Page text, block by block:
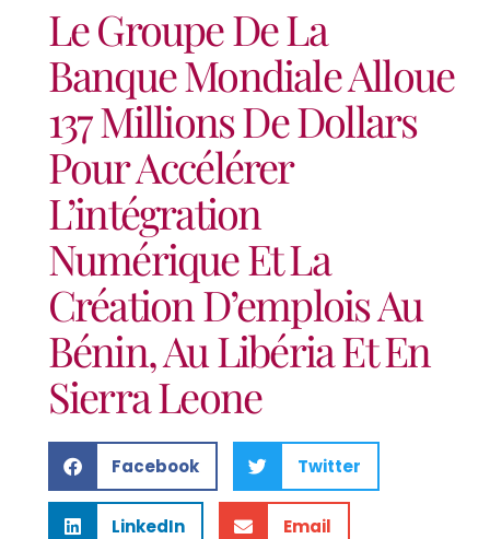
Le Groupe De La
Banque Mondiale Alloue
137 Millions De Dollars
Pour Accélérer
L’intégration
Numérique Et La
Création D’emplois Au
Bénin, Au Libéria Et En
Sierra Leone
Facebook Twitter
LinkedIn Email